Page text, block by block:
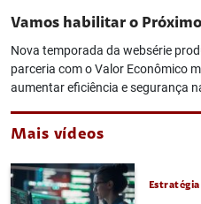
Vamos habilitar o
Nova temporada da websérie
parceria com o Valor Econômico
aumentar eficiência e segurança
Mais vídeos
Estratégia